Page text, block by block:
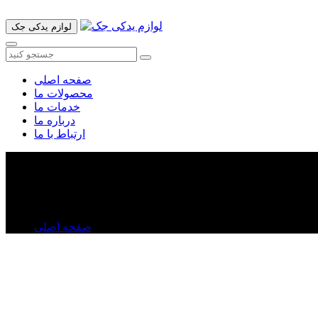
لوازم یدکی جک
صفحه اصلی
محصولات ما
خدمات ما
درباره ما
ارتباط با ما
صفحه اصلی